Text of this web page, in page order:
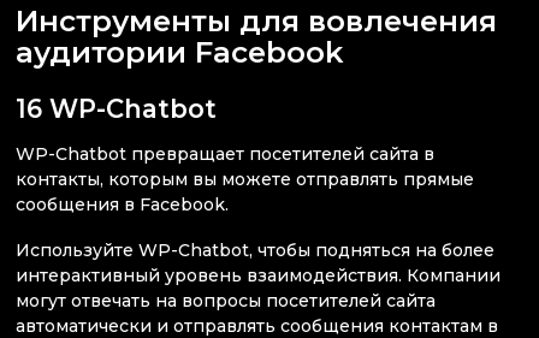
Инструменты для вовлечения
аудитории Facebook
16 WP-Chatbot
WP-Chatbot превращает посетителей сайта в
контакты, которым вы можете отправлять прямые
сообщения в Facebook.
Используйте WP-Chatbot, чтобы подняться на более
интерактивный уровень взаимодействия. Компании
могут отвечать на вопросы посетителей сайта
автоматически и отправлять сообщения контактам в